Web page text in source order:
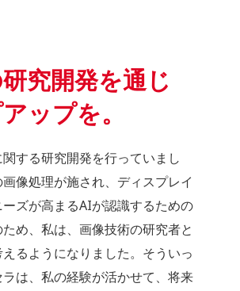
究開発を通じ
ップを。
する研究開発を行っていまし
像処理が施され、ディスプレイ
ズが高まるAIが認識するための
め、私は、画像技術の研究者と
るようになりました。そういっ
は、私の経験が活かせて、将来